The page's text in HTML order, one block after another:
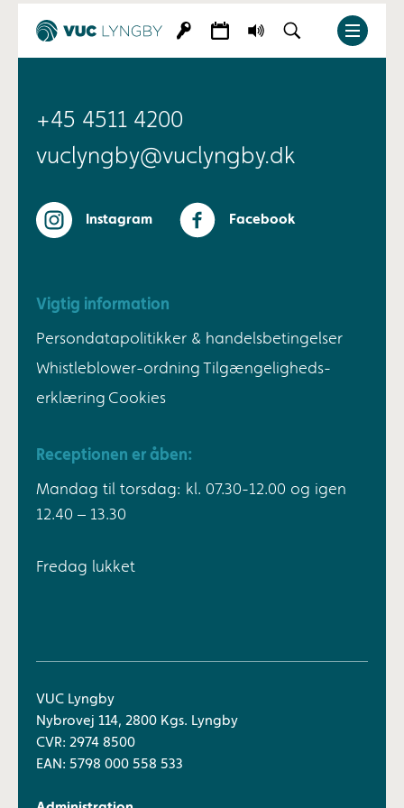
+45 4511 4200
vuclyngby@vuclyngby.dk
Instagram Facebook
Vigtig information
Persondatapolitikker & handelsbetingelser
Whistleblower-ordning Tilgængeligheds-
erklæring Cookies
Receptionen er åben:
Mandag til torsdag: kl. 07.30-12.00 og igen
12.40 – 13.30
Fredag lukket
VUC Lyngby
Nybrovej 114, 2800 Kgs. Lyngby
CVR: 2974 8500
EAN: 5798 000 558 533